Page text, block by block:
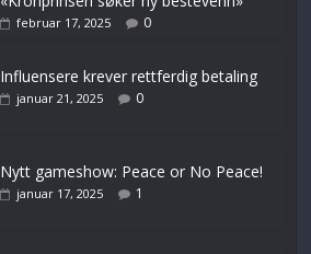
februar 17, 2025 0
Influensere krever rettferdig betaling
januar 21, 2025 0
Nytt gameshow: Peace or No Peace!
januar 17, 2025 1